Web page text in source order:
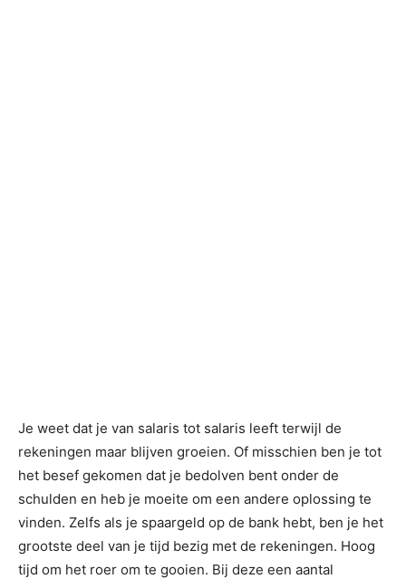
Je weet dat je van salaris tot salaris leeft terwijl de
rekeningen maar blijven groeien. Of misschien ben je tot
het besef gekomen dat je bedolven bent onder de
schulden en heb je moeite om een andere oplossing te
vinden. Zelfs als je spaargeld op de bank hebt, ben je het
grootste deel van je tijd bezig met de rekeningen. Hoog
tijd om het roer om te gooien. Bij deze een aantal